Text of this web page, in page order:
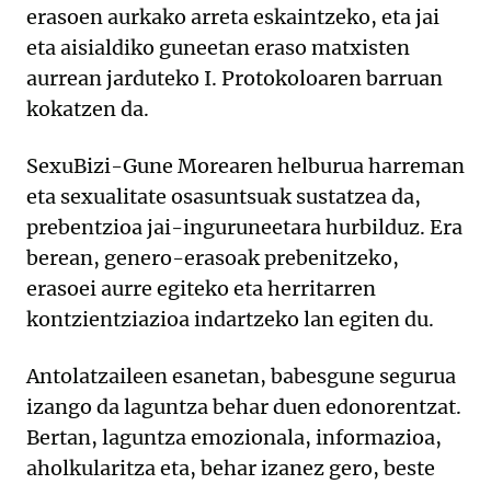
erasoen aurkako arreta eskaintzeko, eta jai
eta aisialdiko guneetan eraso matxisten
aurrean jarduteko I. Protokoloaren barruan
kokatzen da.
SexuBizi-Gune Morearen helburua harreman
eta sexualitate osasuntsuak sustatzea da,
prebentzioa jai-inguruneetara hurbilduz. Era
berean, genero-erasoak prebenitzeko,
erasoei aurre egiteko eta herritarren
kontzientziazioa indartzeko lan egiten du.
Antolatzaileen esanetan, babesgune segurua
izango da laguntza behar duen edonorentzat.
Bertan, laguntza emozionala, informazioa,
aholkularitza eta, behar izanez gero, beste